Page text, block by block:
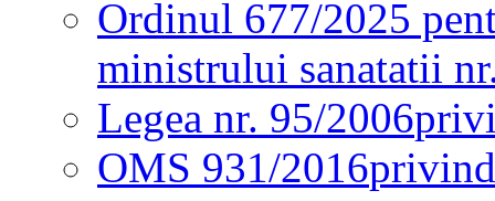
Ordinul 677/2025
ministrului sanatatii
Legea nr. 95/2006
OMS 931/2016